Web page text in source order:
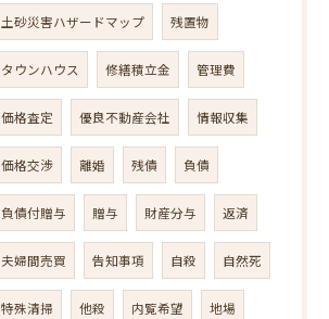
土砂災害ハザードマップ 残置物
タウンハウス 修繕積立金 管理費
価格査定 優良不動産会社 情報収集
価格交渉 離婚 残債 負債
負債付贈与 贈与 財産分与 返済
夫婦間売買 告知事項 自殺 自然死
特殊清掃 他殺 内覧希望 地場